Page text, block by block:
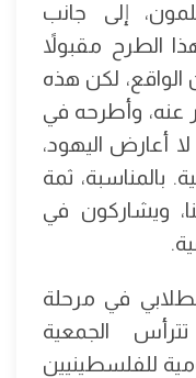
إلى جانب
الطرح مقبولاً
الواقع، لكن هذه
عنه، وأطرحه في
لا أعارض اليهود،
بالمناسبة، ثمة
ويشاركون في
في مرحلة
تترأس الجمعية
للفلسطينيين